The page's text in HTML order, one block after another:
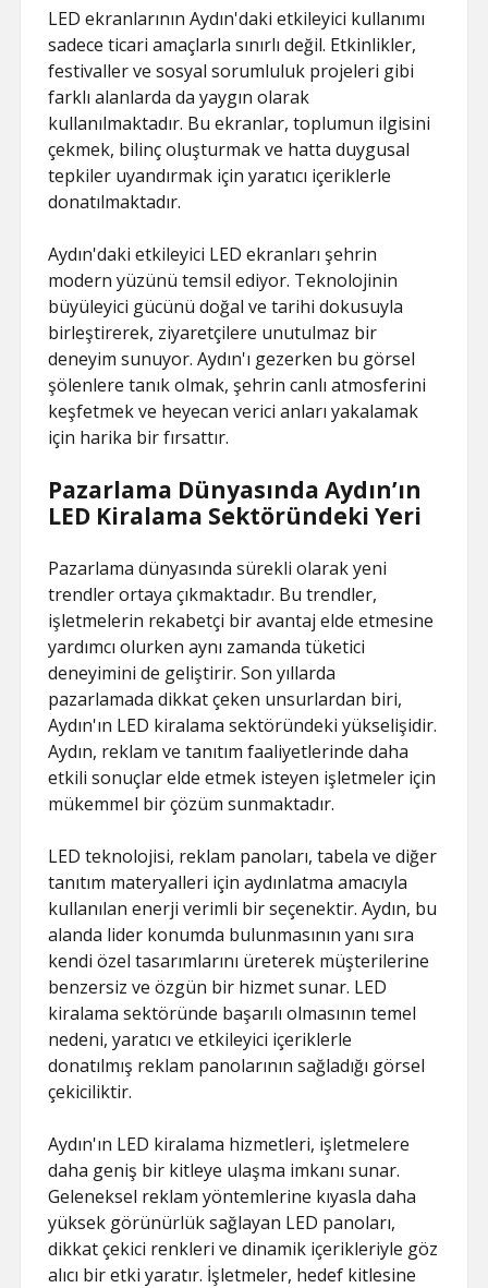
LED ekranlarının Aydın'daki etkileyici kullanımı
sadece ticari amaçlarla sınırlı değil. Etkinlikler,
festivaller ve sosyal sorumluluk projeleri gibi
farklı alanlarda da yaygın olarak
kullanılmaktadır. Bu ekranlar, toplumun ilgisini
çekmek, bilinç oluşturmak ve hatta duygusal
tepkiler uyandırmak için yaratıcı içeriklerle
donatılmaktadır.
Aydın'daki etkileyici LED ekranları şehrin
modern yüzünü temsil ediyor. Teknolojinin
büyüleyici gücünü doğal ve tarihi dokusuyla
birleştirerek, ziyaretçilere unutulmaz bir
deneyim sunuyor. Aydın'ı gezerken bu görsel
şölenlere tanık olmak, şehrin canlı atmosferini
keşfetmek ve heyecan verici anları yakalamak
için harika bir fırsattır.
Pazarlama Dünyasında Aydın’ın
LED Kiralama Sektöründeki Yeri
Pazarlama dünyasında sürekli olarak yeni
trendler ortaya çıkmaktadır. Bu trendler,
işletmelerin rekabetçi bir avantaj elde etmesine
yardımcı olurken aynı zamanda tüketici
deneyimini de geliştirir. Son yıllarda
pazarlamada dikkat çeken unsurlardan biri,
Aydın'ın LED kiralama sektöründeki yükselişidir.
Aydın, reklam ve tanıtım faaliyetlerinde daha
etkili sonuçlar elde etmek isteyen işletmeler için
mükemmel bir çözüm sunmaktadır.
LED teknolojisi, reklam panoları, tabela ve diğer
tanıtım materyalleri için aydınlatma amacıyla
kullanılan enerji verimli bir seçenektir. Aydın, bu
alanda lider konumda bulunmasının yanı sıra
kendi özel tasarımlarını üreterek müşterilerine
benzersiz ve özgün bir hizmet sunar. LED
kiralama sektöründe başarılı olmasının temel
nedeni, yaratıcı ve etkileyici içeriklerle
donatılmış reklam panolarının sağladığı görsel
çekiciliktir.
Aydın'ın LED kiralama hizmetleri, işletmelere
daha geniş bir kitleye ulaşma imkanı sunar.
Geleneksel reklam yöntemlerine kıyasla daha
yüksek görünürlük sağlayan LED panoları,
dikkat çekici renkleri ve dinamik içerikleriyle göz
alıcı bir etki yaratır. İşletmeler, hedef kitlesine